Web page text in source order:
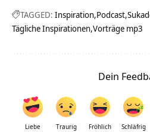
TAGGED: Inspiration Podcast
Tägliche Inspirationen Vorträge mp3
Dein
Liebe Traurig Fröhlich Schläfrig